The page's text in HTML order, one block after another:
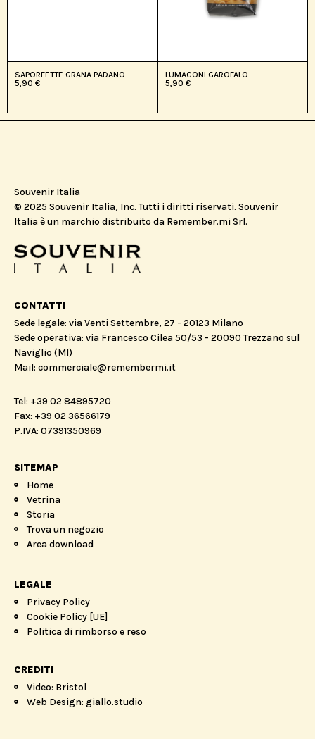
SAPORFETTE GRANA PADANO
5,90 €
LUMACONI GAROFALO
5,90 €
Souvenir Italia
© 2025 Souvenir Italia, Inc. Tutti i diritti riservati. Souvenir
Italia è un marchio distribuito da Remember.mi Srl.
CONTATTI
Sede legale: via Venti Settembre, 27 - 20123 Milano
Sede operativa: via Francesco Cilea 50/53 - 20090 Trezzano sul
Naviglio (MI)
Mail: commerciale@remembermi.it
Tel: +39 02 84895720
Fax: +39 02 36566179
P.IVA: 07391350969
SITEMAP
Home
Vetrina
Storia
Trova un negozio
Area download
LEGALE
Privacy Policy
Cookie Policy [UE]
Politica di rimborso e reso
CREDITI
Video: Bristol
Web Design: giallo.studio